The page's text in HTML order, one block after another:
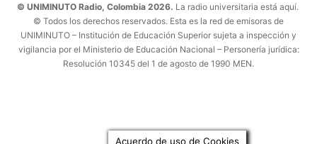
© UNIMINUTO Radio, Colombia 2026. La radio universitaria está aquí.
© Todos los derechos reservados. Esta es la red de emisoras de
UNIMINUTO – Institución de Educación Superior sujeta a inspección y
vigilancia por el Ministerio de Educación Nacional – Personería jurídica:
Resolución 10345 del 1 de agosto de 1990 MEN.
Acuerdo de uso de Cookies